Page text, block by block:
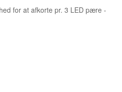
for at afkorte pr. 3 LED pære -